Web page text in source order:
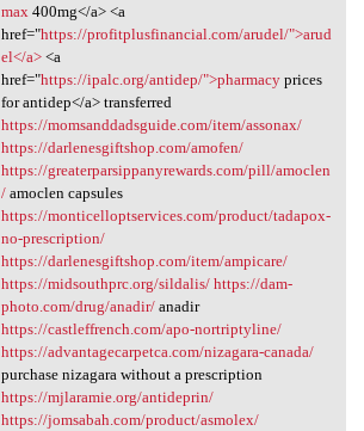
max400mg</a> <a
href="https://profitplusfinancial.com/arudel/">arud
el</a><a
href="https://ipalc.org/antidep/">pharmacyprices
for antidep</a> transferred
https://momsanddadsguide.com/item/assonax/
https://darlenesgiftshop.com/amofen/
https://greaterparsippanyrewards.com/pill/amoclen
/amoclen capsules
https://monticelloptservices.com/product/tadapox-
no-prescription/
https://darlenesgiftshop.com/item/ampicare/
https://midsouthprc.org/sildalis/ https://dam-
photo.com/drug/anadir/anadir
https://castleffrench.com/apo-nortriptyline/
https://advantagecarpetca.com/nizagara-canada/
purchase nizagara without a prescription
https://mjlaramie.org/antideprin/
https://jomsabah.com/product/asmolex/